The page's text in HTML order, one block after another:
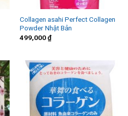
Collagen asahi Perfect Collagen
Powder Nhật Bản
499,000₫